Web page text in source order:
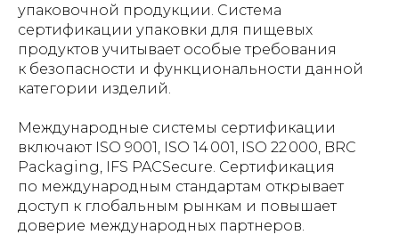
упаковочной продукции. Система
сертификации упаковки для пищевых
продуктов учитывает особые требования
к безопасности и функциональности данной
категории изделий.
Международные системы сертификации
включают ISO 9001, ISO 14 001, ISO 22 000, BRC
Packaging, IFS PACSecure. Сертификация
по международным стандартам открывает
доступ к глобальным рынкам и повышает
доверие международных партнеров.